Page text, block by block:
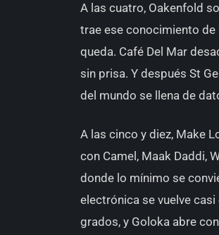
A las cuatro, Oakenfold
trae ese conocimiento de
queda. Café Del Mar
sin prisa. Y después St
del mundo se llena de
A las cinco y diez, Make
con Camel, Maak Daddi,
donde lo mínimo se
electrónica se vuelve
grados, y Goloka abre